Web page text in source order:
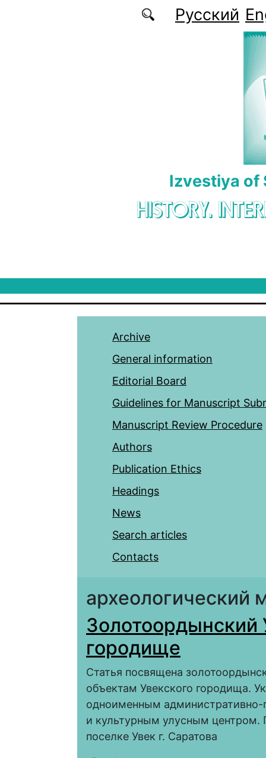
Русский
Izvestiya of
HISTORY.
Archive
General information
Editorial Board
Guidelines for Manuscript
Manuscript Review Procedure
Authors
Publication Ethics
Headings
News
Search articles
Contacts
археологический
Золотоордынский
городище
Статья посвящена
объектам Увекского городища.
одноименным
и культурным улусным центром.
поселке Увек г. Саратова